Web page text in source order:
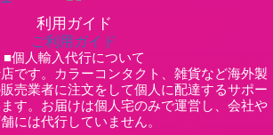
利用ガイド
ご利用ガイド
■個人輸入代行について
です。カラーコンタクト、雑貨など海外製
売業者に注文をして個人に配達するサポー
す。お届けは個人宅のみで運営し、会社や
には代行していません。